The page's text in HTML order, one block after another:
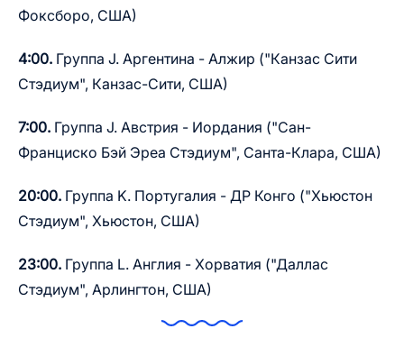
Фоксборо, США)
4:00. Группа J. Аргентина - Алжир ("Канзас Сити
Стэдиум", Канзас-Сити, США)
7:00. Группа J. Австрия - Иордания ("Сан-
Франциско Бэй Эреа Стэдиум", Санта-Клара, США)
20:00. Группа K. Португалия - ДР Конго ("Хьюстон
Стэдиум", Хьюстон, США)
23:00. Группа L. Англия - Хорватия ("Даллас
Стэдиум", Арлингтон, США)